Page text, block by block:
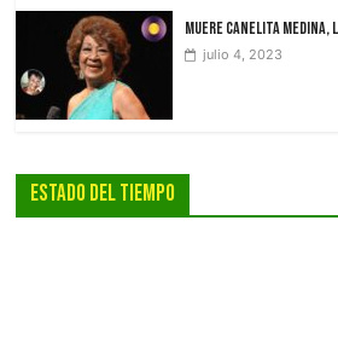
Muere Canelita Medina,
julio 4, 2023
Estado Del Tiempo